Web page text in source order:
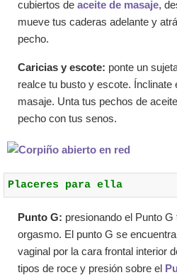
cubiertos de aceite de masaje,
mueve tus caderas adelante y
pecho.
Caricias y escote: ponte un
realce tu busto y escote. Ínclinate
masaje. Unta tus pechos de
pecho con tus senos.
Placeres para ella
Punto G: presionando el Punto
orgasmo. El punto G se
vaginal por la cara frontal interior
tipos de roce y presión sobre el